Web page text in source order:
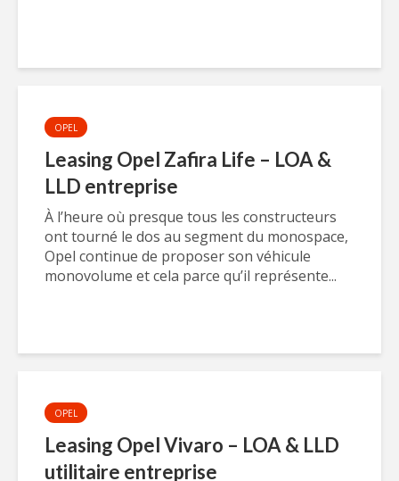
OPEL
Leasing Opel Zafira Life – LOA &
LLD entreprise
À l’heure où presque tous les constructeurs
ont tourné le dos au segment du monospace,
Opel continue de proposer son véhicule
monovolume et cela parce qu’il représente...
OPEL
Leasing Opel Vivaro – LOA & LLD
utilitaire entreprise